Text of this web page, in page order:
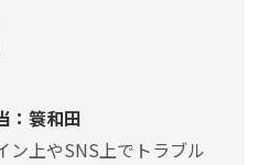
：簑和田
ン上やSNS上でトラブル